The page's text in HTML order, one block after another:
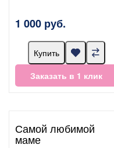
1 000 руб.
Купить
Заказать в 1 клик
Самой любимой
маме